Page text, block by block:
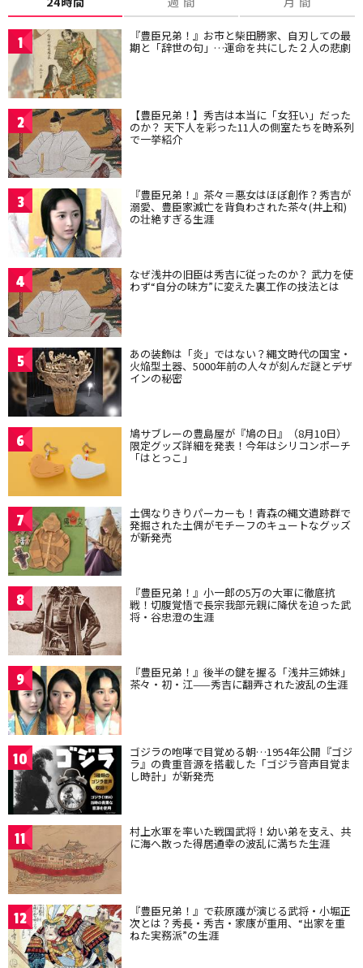
1 『豊臣兄弟！』お市と柴田勝家、自刃しての最
期と「辞世の句」…運命を共にした２人の悲劇
2 【豊臣兄弟！】秀吉は本当に「女狂い」だった
のか？ 天下人を彩った11人の側室たちを時系列
で一挙紹介
3 『豊臣兄弟！』茶々＝悪女はほぼ創作？秀吉が
溺愛、豊臣家滅亡を背負わされた茶々(井上和)
の壮絶すぎる生涯
4 なぜ浅井の旧臣は秀吉に従ったのか？ 武力を使
わず“自分の味方”に変えた裏工作の技法とは
5 あの装飾は「炎」ではない？縄文時代の国宝・
火焔型土器、5000年前の人々が刻んだ謎とデザ
インの秘密
6 鳩サブレーの豊島屋が『鳩の日』（8月10日）
限定グッズ詳細を発表！今年はシリコンポーチ
「はとっこ」
7 土偶なりきりパーカーも！青森の縄文遺跡群で
発掘された土偶がモチーフのキュートなグッズ
が新発売
8 『豊臣兄弟！』小一郎の5万の大軍に徹底抗
戦！切腹覚悟で長宗我部元親に降伏を迫った武
将・谷忠澄の生涯
9 『豊臣兄弟！』後半の鍵を握る「浅井三姉妹」
茶々・初・江——秀吉に翻弄された波乱の生涯
10 ゴジラの咆哮で目覚める朝…1954年公開『ゴジ
ラ』の貴重音源を搭載した「ゴジラ音声目覚ま
し時計」が新発売
11 村上水軍を率いた戦国武将！幼い弟を支え、共
に海へ散った得居通幸の波乱に満ちた生涯
12 『豊臣兄弟！』で萩原護が演じる武将・小堀正
次とは？秀長・秀吉・家康が重用、“出家を重
ねた実務派”の生涯